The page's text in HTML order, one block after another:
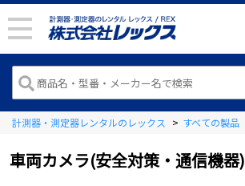
計測器・測定器レンタルのレックス > すべての製品
車両カメラ(安全対策・通信機器)